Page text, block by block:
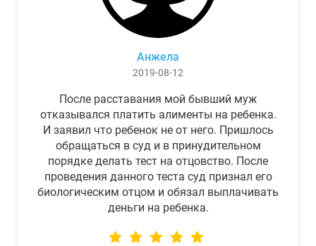
Анжела
2019-08-12
После расставания мой бывший муж
отказывался платить алименты на ребенка.
И заявил что ребенок не от него. Пришлось
обращаться в суд и в принудительном
порядке делать тест на отцовство. После
проведения данного теста суд признал его
биологическим отцом и обязал выплачивать
деньги на ребенка.